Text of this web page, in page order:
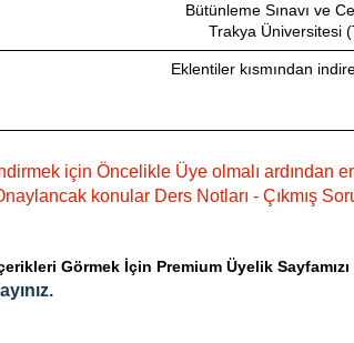
Bütünleme Sınavı ve
Trakya Üniversitesi
Eklentiler kısmından
için Öncelikle Üye olmalı ardından
konular Ders Notları - Çıkmış
Görmek İçin Premium Üyelik